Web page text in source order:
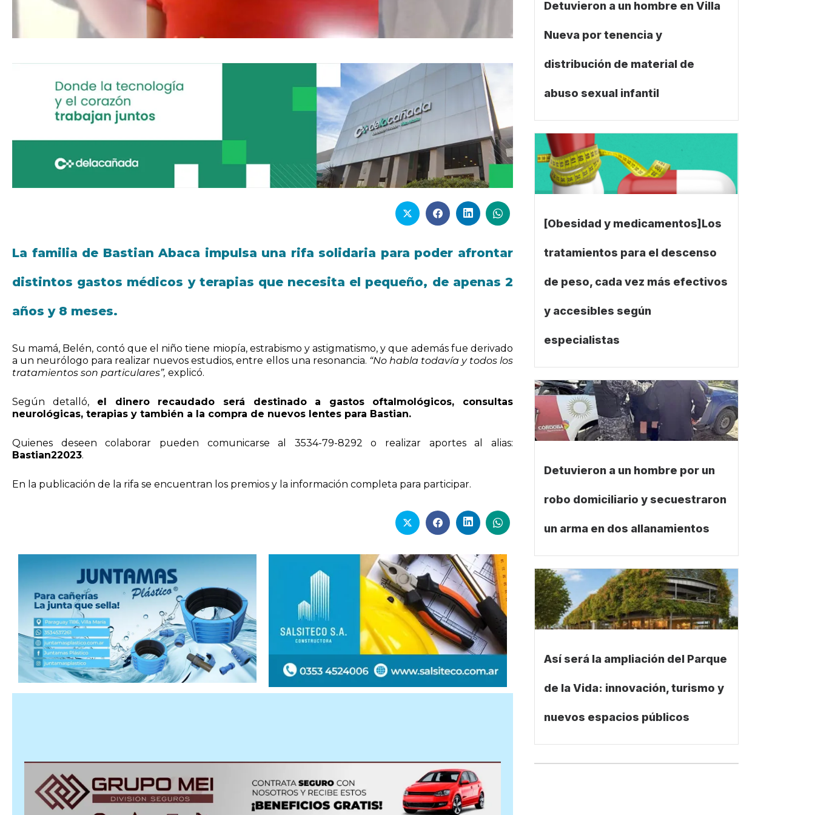
La familia de Bastian Abaca impulsa una rifa solidaria para poder afrontar
distintos gastos médicos y terapias que necesita el pequeño, de apenas 2
años y 8 meses.
Su mamá, Belén, contó que el niño tiene miopía, estrabismo y astigmatismo, y que además fue derivado
a un neurólogo para realizar nuevos estudios, entre ellos una resonancia. “No habla todavía y todos los
tratamientos son particulares”, explicó.
Según detalló,el dinero recaudado será destinado a gastos oftalmológicos, consultas
neurológicas, terapias y también a la compra de nuevos lentes para Bastian.
Quienes deseen colaborar pueden comunicarse al 3534-79-8292 o realizar aportes al alias:
Bastian22023.
En la publicación de la rifa se encuentran los premios y la información completa para participar.
Detuvieron a un hombre en Villa
Nueva por tenencia y
distribución de material de
abuso sexual infantil
[Obesidad y medicamentos]Los
tratamientos para el descenso
de peso, cada vez más efectivos
y accesibles según
especialistas
Detuvieron a un hombre por un
robo domiciliario y secuestraron
un arma en dos allanamientos
Así será la ampliación del Parque
de la Vida: innovación, turismo y
nuevos espacios públicos